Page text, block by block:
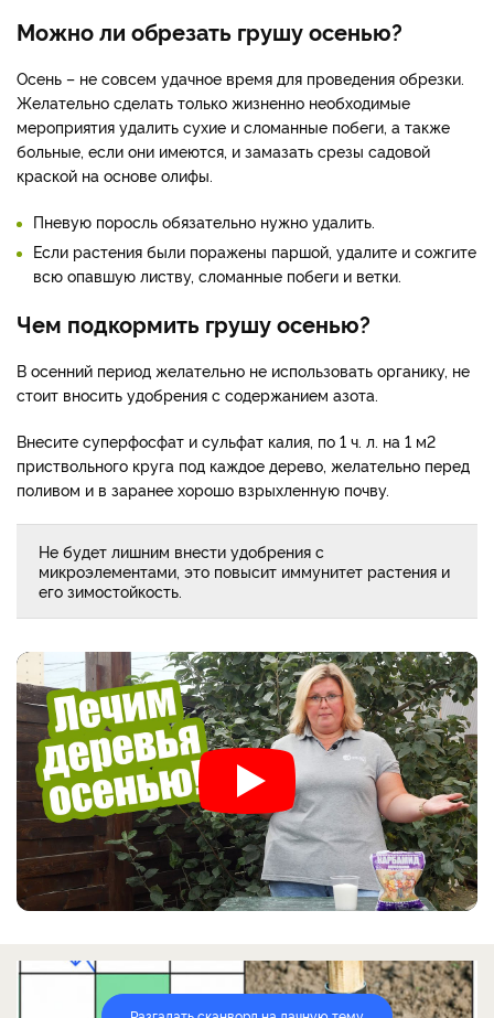
Можно ли обрезать грушу осенью?
Осень – не совсем удачное время для проведения обрезки.
Желательно сделать только жизненно необходимые
мероприятия удалить сухие и сломанные побеги, а также
больные, если они имеются, и замазать срезы садовой
краской на основе олифы.
Пневую поросль обязательно нужно удалить.
Если растения были поражены паршой, удалите и сожгите
всю опавшую листву, сломанные побеги и ветки.
Чем подкормить грушу осенью?
В осенний период желательно не использовать органику, не
стоит вносить удобрения с содержанием азота.
Внесите суперфосфат и сульфат калия, по 1 ч. л. на 1 м2
приствольного круга под каждое дерево, желательно перед
поливом и в заранее хорошо взрыхленную почву.
Не будет лишним внести удобрения с
микроэлементами, это повысит иммунитет растения и
его зимостойкость.